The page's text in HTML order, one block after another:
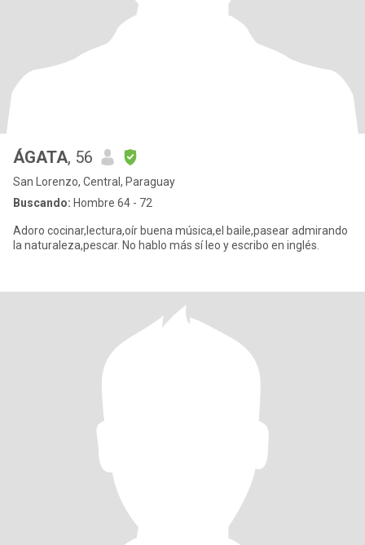
ÁGATA, 56
San Lorenzo, Central, Paraguay
Buscando: Hombre 64 - 72
Adoro cocinar,lectura,oír buena música,el baile,pasear admirando
la naturaleza,pescar. No hablo más sí leo y escribo en inglés.